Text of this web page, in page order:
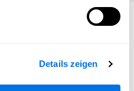
Details zeigen